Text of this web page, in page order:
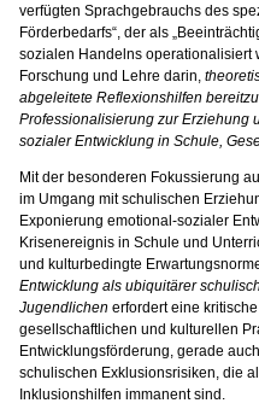
verfügten Sprachgebrauchs des
Förderbedarfs“, der als
sozialen Handelns operationalisiert
Forschung und Lehre darin,
abgeleitete Reflexionshilfen
Professionalisierung zur Erziehung
sozialer Entwicklung in Schule,
Mit der besonderen Fokussierung
im Umgang mit schulischen
Exponierung emotional-sozialer
Krisenereignis in Schule und
und kulturbedingte
Entwicklung als ubiquitärer
Jugendlichen erfordert eine
gesellschaftlichen und kulturellen
Entwicklungsförderung, gerade
schulischen Exklusionsrisiken, die
Inklusionshilfen immanent sind.